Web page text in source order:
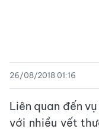
26/08/2018 01:16
Liên quan đến vụ
với nhiều vết